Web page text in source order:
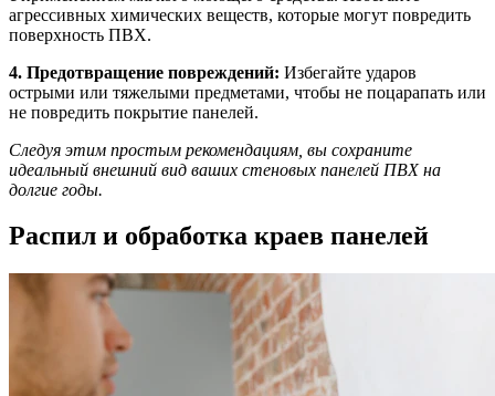
агрессивных химических веществ, которые могут повредить
поверхность ПВХ.
4. Предотвращение повреждений: Избегайте ударов
острыми или тяжелыми предметами, чтобы не поцарапать или
не повредить покрытие панелей.
Следуя этим простым рекомендациям, вы сохраните
идеальный внешний вид ваших стеновых панелей ПВХ на
долгие годы.
Распил и обработка краев панелей